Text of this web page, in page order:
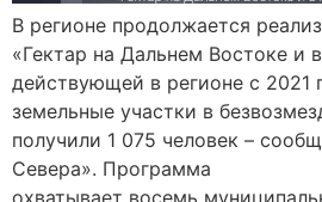
В регионе продолжается
«Гектар на Дальнем Востоке и
действующей в регионе с 2021
земельные участки в
получили 1 075 человек –
Севера». Программа